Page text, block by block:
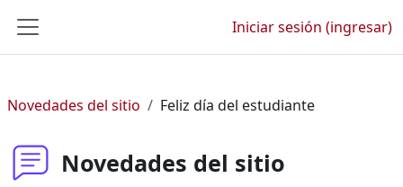
Pánel lateral
Iniciar sesión (ingresar)
Novedades del sitio Feliz día del estudiante
Novedades del sitio